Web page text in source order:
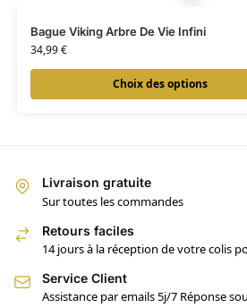
Bague Viking Arbre De Vie Infini
34,99€
Choix des options
Livraison gratuite
Sur toutes les commandes
Retours faciles
14 jours à la réception de votre colis
Service Client
Assistance par emails 5j/7 Réponse